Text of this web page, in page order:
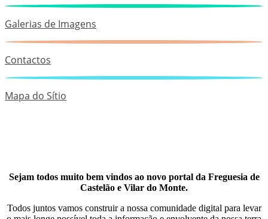
Galerias de Imagens
Contactos
Mapa do Sítio
Sejam todos muito bem vindos ao novo portal da Freguesia de
Castelão e Vilar do Monte.
Todos juntos vamos construir a nossa comunidade digital para levar